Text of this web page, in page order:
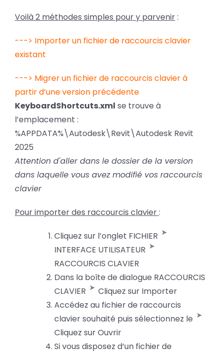
Voilà 2 méthodes simples pour y parvenir:
---> Importer un fichier de raccourcis clavier
existant
---> Migrer un fichier de raccourcis clavier à
partir d’une version précédente
KeyboardShortcuts.xml se trouve à
l’emplacement :
%APPDATA%\Autodesk\Revit\Autodesk Revit
2025
Attention d'aller dans le dossier de la version
dans laquelle vous avez modifié vos raccourcis
clavier
Pour importer des raccourcis clavier:
Cliquez sur l’onglet FICHIER
INTERFACE UTILISATEUR
RACCOURCIS CLAVIER
Dans la boîte de dialogue RACCOURCIS
CLAVIER
Cliquez sur Importer
Accédez au fichier de raccourcis
clavier souhaité puis sélectionnez le
Cliquez sur Ouvrir
Si vous disposez d’un fichier de